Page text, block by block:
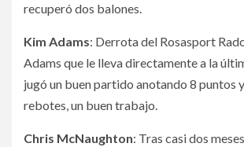
recuperó dos balones.
Kim Adams: Derrota del Rosasport
Adams que le lleva directamente a la
jugó un buen partido anotando 8 puntos
rebotes, un buen trabajo.
Chris McNaughton: Tras casi dos